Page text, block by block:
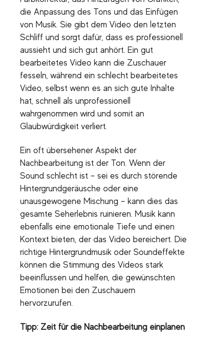
die Anpassung des Tons und das Einfügen
von Musik. Sie gibt dem Video den letzten
Schliff und sorgt dafür, dass es professionell
aussieht und sich gut anhört. Ein gut
bearbeitetes Video kann die Zuschauer
fesseln, während ein schlecht bearbeitetes
Video, selbst wenn es an sich gute Inhalte
hat, schnell als unprofessionell
wahrgenommen wird und somit an
Glaubwürdigkeit verliert.
Ein oft übersehener Aspekt der
Nachbearbeitung ist der Ton. Wenn der
Sound schlecht ist – sei es durch störende
Hintergrundgeräusche oder eine
unausgewogene Mischung – kann dies das
gesamte Seherlebnis ruinieren. Musik kann
ebenfalls eine emotionale Tiefe und einen
Kontext bieten, der das Video bereichert. Die
richtige Hintergrundmusik oder Soundeffekte
können die Stimmung des Videos stark
beeinflussen und helfen, die gewünschten
Emotionen bei den Zuschauern
hervorzurufen.
Tipp: Zeit für die Nachbearbeitung einplanen